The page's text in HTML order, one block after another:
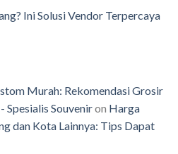
Ini Solusi Vendor Terpercaya
Murah: Rekomendasi Grosir
Spesialis Souveniron Harga
dan Kota Lainnya: Tips Dapat